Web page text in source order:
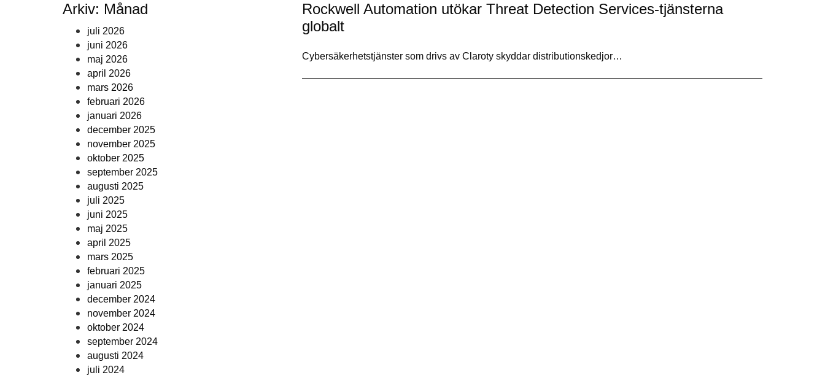
Arkiv: Månad
juli 2026
juni 2026
maj 2026
april 2026
mars 2026
februari 2026
januari 2026
december 2025
november 2025
oktober 2025
september 2025
augusti 2025
juli 2025
juni 2025
maj 2025
april 2025
mars 2025
februari 2025
januari 2025
december 2024
november 2024
oktober 2024
september 2024
augusti 2024
juli 2024
Rockwell Automation utökar Threat Detection Services-tjänsterna
globalt
Cybersäkerhetstjänster som drivs av Claroty skyddar distributionskedjor…